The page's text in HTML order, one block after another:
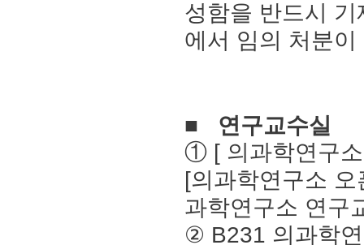
성함을 반드시 기
에서 임의 처분
■ 연구교수실
① [ 의과학연구
[의과학연구소
과학연구소 연구
② B231 의과학